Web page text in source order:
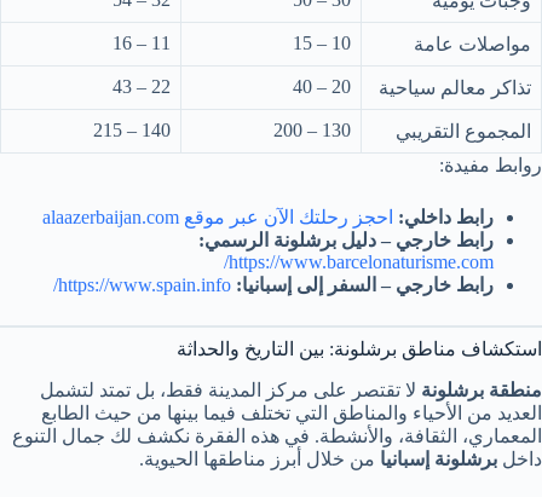
مواصلات عامة 10 – 15
11 – 16
تذاكر معالم سياحية 20 – 40
22 – 43
المجموع التقريبي 130 – 200
140 – 215
روابط مفيدة:
رابط داخلي: احجز رحلتك الآن عبر موقع alaazerbaijan.com
رابط خارجي – دليل برشلونة الرسمي:
https://www.barcelonaturisme.com/
رابط خارجي – السفر إلى إسبانيا: https://www.spain.info/
استكشاف مناطق برشلونة: بين التاريخ والحداثة
منطقة برشلونة لا تقتصر على مركز المدينة فقط، بل تمتد لتشمل
العديد من الأحياء والمناطق التي تختلف فيما بينها من حيث الطابع
المعماري، الثقافة، والأنشطة. في هذه الفقرة نكشف لك جمال التنوع
داخل برشلونة إسبانيا من خلال أبرز مناطقها الحيوية.